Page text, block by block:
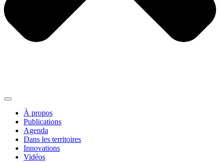
À propos
Publications
Agenda
Dans les territoires
Innovations
Vidéos